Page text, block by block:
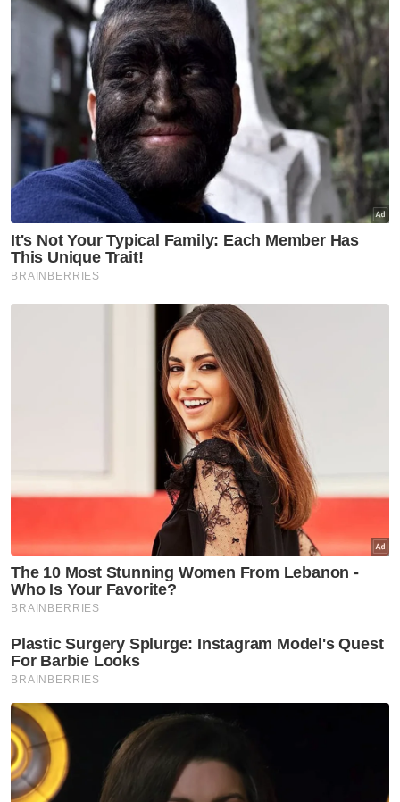
Mereka turut memohon perintah supaya
Raja Norazli dan DKU mengemukakan serta
dalam tempoh tujuh hari dari tarikh perintah
Selain itu, plaintif menuntut supaya
mahkamah menggantung pelaksanaan
sebarang penguatkuasaan oleh defendan-
defendan yang berkaitan dengan keputusan
Mesyuarat Khas DKU 17 April 2026 sehingga
minit mesyuarat berkenaan dikemukakan
dan diserahkan kepada mereka.
Permohonan itu dijadualkan didengar di
hadapan Hakim Mahkamah Tinggi Seremban
pada 13 Mei 2026, jam 9 pagi secara fizikal.
Artikel Berkaitan:
Keputusan kekal Kerajaan Perpaduan di Negeri
Sembilan ibarat simbah garam ke luka - Amanah
Terkilan kemelut politik Negeri Sembilan berlaku
ketika kerajaan tumpu krisis tenaga
Krisis Negeri Sembilan: ADUN Bersatu ubah
pendirian susulan UMNO kekal dalam Kerajaan
Perpaduan